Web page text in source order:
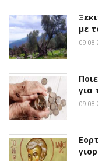
με
09-
για
09-